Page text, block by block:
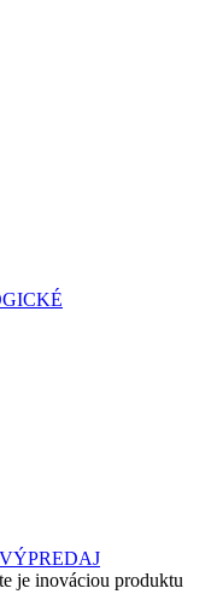
je inováciou produktu